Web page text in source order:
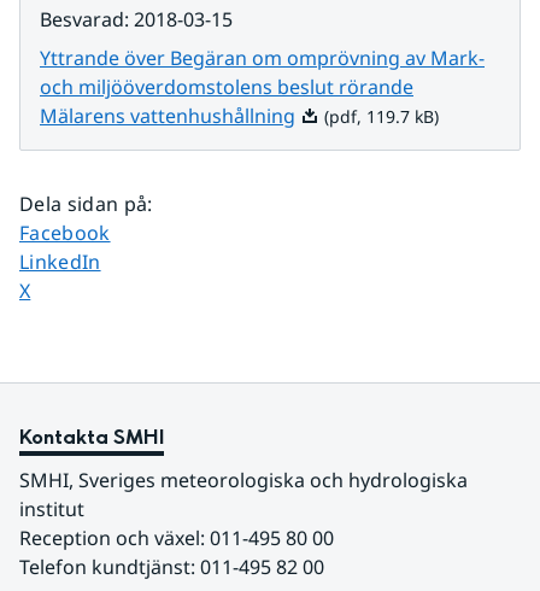
Besvarad: 2018-03-15
Yttrande över Begäran om omprövning av Mark-
och miljööverdomstolens beslut rörande
Mälarens vattenhushållning Pdf, 119.7 kB.
(pdf, 119.7 kB)
Dela sidan på:
Dela sidan på
Facebook
Dela sidan på
LinkedIn
Dela sidan på
X
Kontakta SMHI
SMHI, Sveriges meteorologiska och hydrologiska
institut
Reception och växel: 011-495 80 00
Telefon kundtjänst: 011-495 82 00